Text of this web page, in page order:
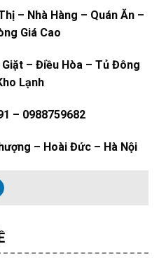
– Nhà Hàng – Quán Ăn –
Giá Cao
– Điều Hòa – Tủ Đông
Lạnh
– 0988759682
– Hoài Đức – Hà Nội